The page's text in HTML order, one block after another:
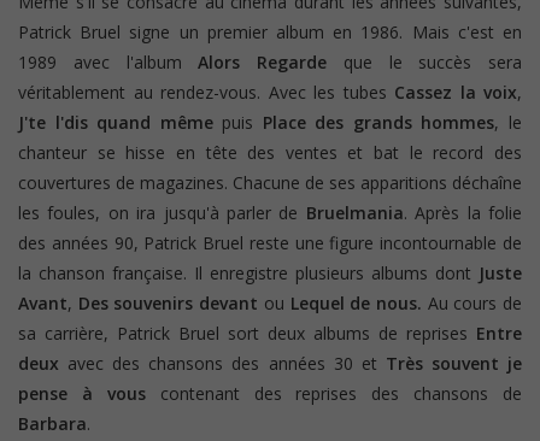
Patrick Bruel signe un premier album en 1986. Mais c'est en
1989 avec l'albumAlors Regarde que le succès sera
véritablement au rendez-vous. Avec les tubes Cassez la voix,
J'te l'dis quand mêmepuis Place des grands hommes, le
chanteur se hisse en tête des ventes et bat le record des
couvertures de magazines. Chacune de ses apparitions déchaîne
les foules, on ira jusqu'à parler de Bruelmania. Après la folie
des années 90, Patrick Bruel reste une figure incontournable de
la chanson française. Il enregistre plusieurs albums dont Juste
Avant, Des souvenirs devant ou Lequel de nous. Au cours de
sa carrière, Patrick Bruel sort deux albums de reprises Entre
deux avec des chansons des années 30 et Très souvent je
pense à vouscontenant des reprises des chansons de
Barbara.